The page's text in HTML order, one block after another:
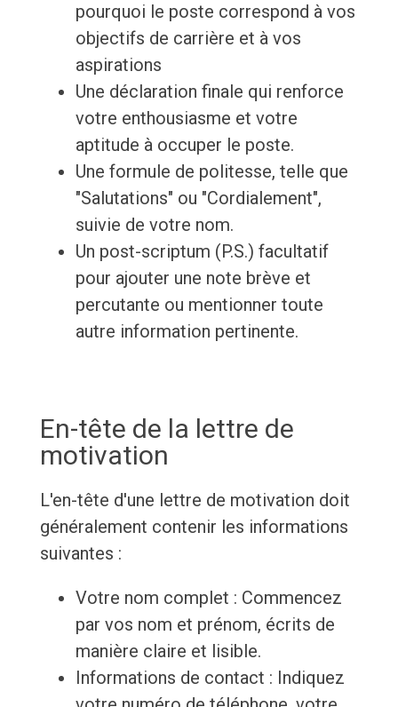
pourquoi le poste correspond à vos
objectifs de carrière et à vos
aspirations
Une déclaration finale qui renforce
votre enthousiasme et votre
aptitude à occuper le poste.
Une formule de politesse, telle que
"Salutations" ou "Cordialement",
suivie de votre nom.
Un post-scriptum (P.S.) facultatif
pour ajouter une note brève et
percutante ou mentionner toute
autre information pertinente.
En-tête de la lettre de
motivation
L'en-tête d'une lettre de motivation doit
généralement contenir les informations
suivantes :
Votre nom complet : Commencez
par vos nom et prénom, écrits de
manière claire et lisible.
Informations de contact : Indiquez